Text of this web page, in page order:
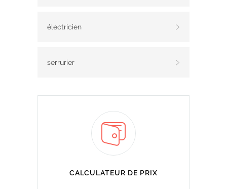
électricien
serrurier
CALCULATEUR DE PRIX